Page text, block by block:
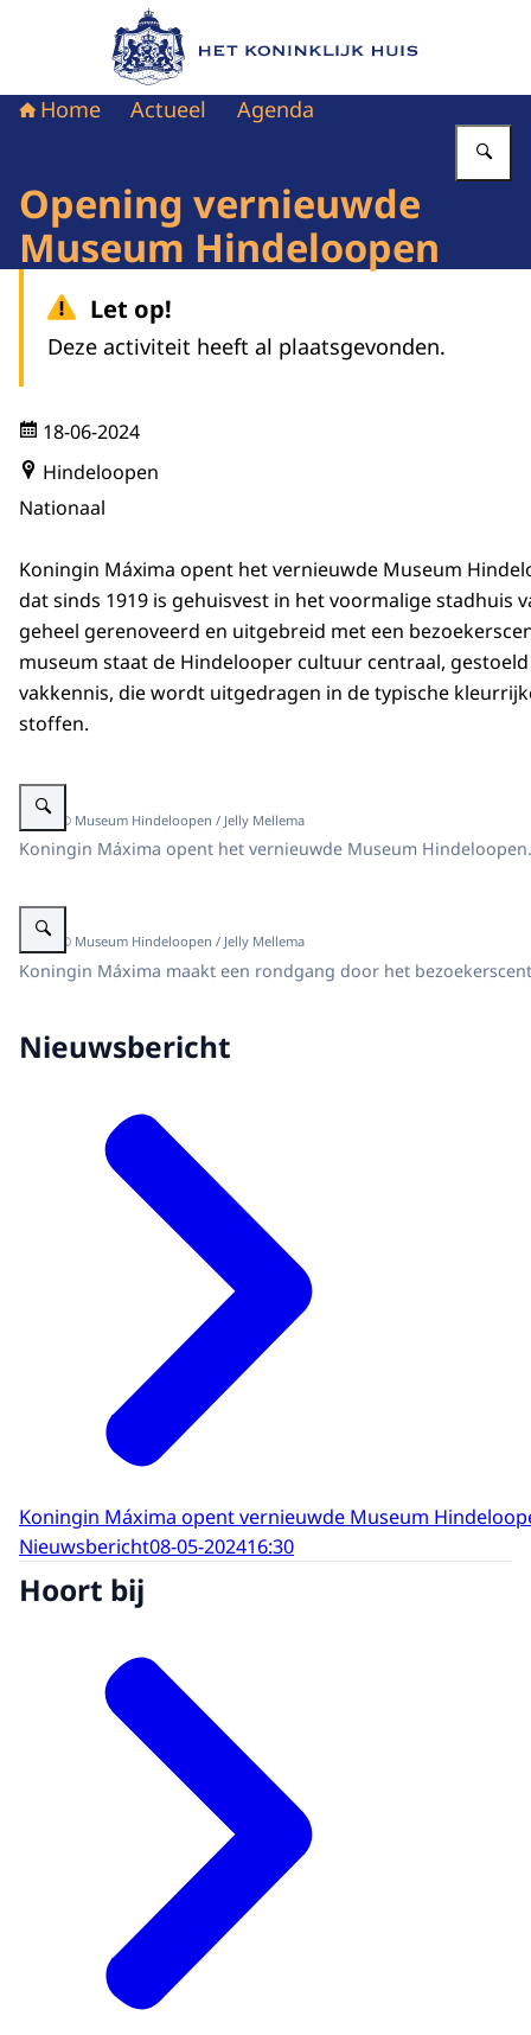
Naar de homepage van Het Koninklijk Huis
Home Actueel Agenda
Opening vernieuwde
Museum Hindeloopen
Let op!
Deze activiteit heeft al plaatsgevonden.
18-06-2024
Hindeloopen
Nationaal
Koningin Máxima opent het vernieuwde Museum
dat sinds 1919 is gehuisvest in het voormalige stadhuis
geheel gerenoveerd en uitgebreid met een
museum staat de Hindelooper cultuur centraal,
vakkennis, die wordt uitgedragen in de typische
stoffen.
Vergroot afbeelding Koningin Máxima opent het vernieuwde Museum
Beeld: © Museum Hindeloopen / Jelly Mellema
Koningin Máxima opent het vernieuwde Museum Hindeloopen.
Vergroot afbeelding Koningin Máxima opent het vernieuwde Museum
Beeld: © Museum Hindeloopen / Jelly Mellema
Koningin Máxima maakt een rondgang door het
Nieuwsbericht
Koningin Máxima opent vernieuwde Museum
Nieuwsbericht08-05-202416:30
Hoort bij